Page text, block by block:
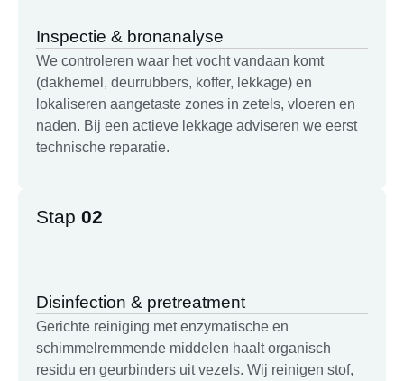
Inspectie & bronanalyse
We controleren waar het vocht vandaan komt
(dakhemel, deurrubbers, koffer, lekkage) en
lokaliseren aangetaste zones in zetels, vloeren en
naden. Bij een actieve lekkage adviseren we eerst
technische reparatie.
Stap 02
Disinfection & pretreatment
Gerichte reiniging met enzymatische en
schimmelremmende middelen haalt organisch
residu en geurbinders uit vezels. Wij reinigen stof,